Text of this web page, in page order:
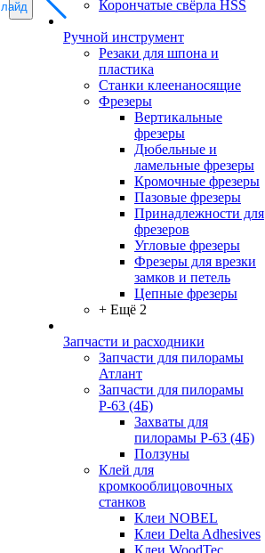
Корончатые свёрла HSS
Ручной инструмент
Резаки для шпона и
пластика
Станки клеенаносящие
Фрезеры
Вертикальные
фрезеры
Дюбельные и
ламельные фрезеры
Кромочные фрезеры
Пазовые фрезеры
Принадлежности для
фрезеров
Угловые фрезеры
Фрезеры для врезки
замков и петель
Цепные фрезеры
+ Ещё 2
Запчасти и расходники
Запчасти для пилорамы
Атлант
Запчасти для пилорамы
Р-63 (4Б)
Захваты для
пилорамы Р-63 (4Б)
Ползуны
Клей для
кромкооблицовочных
станков
Клеи NOBEL
Клеи Delta Adhesives
Клеи WoodTec